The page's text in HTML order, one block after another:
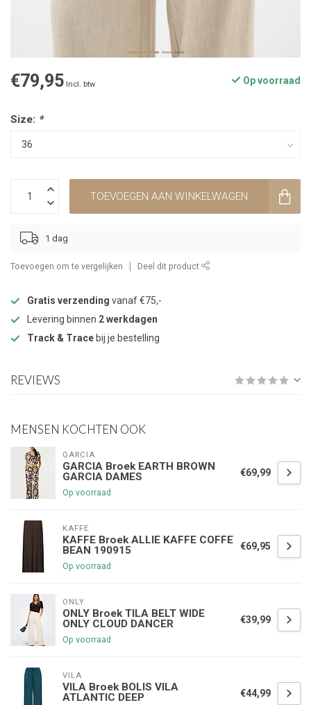
€79,95 Incl. btw Op voorraad
Size: *
TOEVOEGEN AAN WINKELWAGEN
1 dag
Toevoegen om te vergelijken Deel dit product
Gratis verzending vanaf €75,-
Levering binnen 2 werkdagen
Track & Trace bij je bestelling
REVIEWS
MENSEN KOCHTEN OOK
GARCIA
GARCIA Broek EARTH BROWN
GARCIA DAMES
Op voorraad
€69,99
KAFFE
KAFFE Broek ALLIE KAFFE COFFE
BEAN 190915
Op voorraad
€69,95
ONLY
ONLY Broek TILA BELT WIDE
ONLY CLOUD DANCER
Op voorraad
€39,99
VILA
VILA Broek BOLIS VILA
ATLANTIC DEEP
€44,99